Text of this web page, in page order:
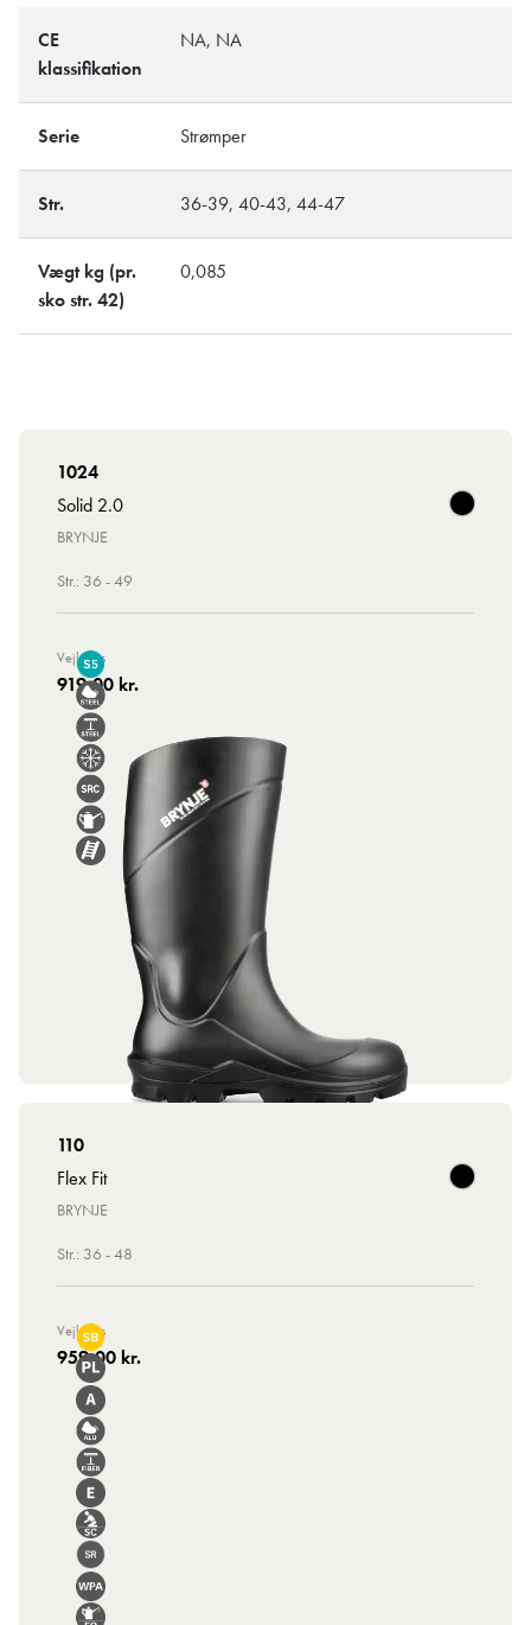
CE
klassifikation
NA, NA
Serie Strømper
Str. 36-39, 40-43, 44-47
Vægt kg (pr.
sko str. 42)
0,085
1024
Solid 2.0
BRYNJE
Str.: 36 - 49
Vejl. Pris
919,00 kr.
110
Flex Fit
BRYNJE
Str.: 36 - 48
Vejl. Pris
959,00 kr.